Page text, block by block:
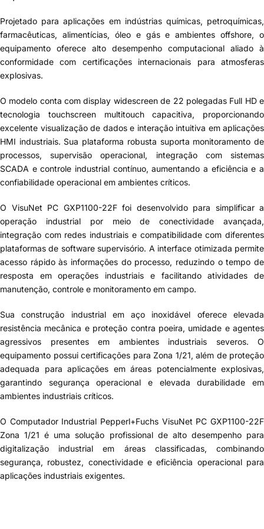
Projetado para aplicações em indústrias químicas, petroquímicas,
farmacêuticas, alimentícias, óleo e gás e ambientes offshore, o
equipamento oferece alto desempenho computacional aliado à
conformidade com certificações internacionais para atmosferas
explosivas.
O modelo conta com display widescreen de 22 polegadas Full HD e
tecnologia touchscreen multitouch capacitiva, proporcionando
excelente visualização de dados e interação intuitiva em aplicações
HMI industriais. Sua plataforma robusta suporta monitoramento de
processos, supervisão operacional, integração com sistemas
SCADA e controle industrial contínuo, aumentando a eficiência e a
confiabilidade operacional em ambientes críticos.
O VisuNet PC GXP1100-22F foi desenvolvido para simplificar a
operação industrial por meio de conectividade avançada,
integração com redes industriais e compatibilidade com diferentes
plataformas de software supervisório. A interface otimizada permite
acesso rápido às informações do processo, reduzindo o tempo de
resposta em operações industriais e facilitando atividades de
manutenção, controle e monitoramento em campo.
Sua construção industrial em aço inoxidável oferece elevada
resistência mecânica e proteção contra poeira, umidade e agentes
agressivos presentes em ambientes industriais severos. O
equipamento possui certificações para Zona 1/21, além de proteção
adequada para aplicações em áreas potencialmente explosivas,
garantindo segurança operacional e elevada durabilidade em
ambientes industriais críticos.
O Computador Industrial Pepperl+Fuchs VisuNet PC GXP1100-22F
Zona 1/21 é uma solução profissional de alto desempenho para
digitalização industrial em áreas classificadas, combinando
segurança, robustez, conectividade e eficiência operacional para
aplicações industriais exigentes.